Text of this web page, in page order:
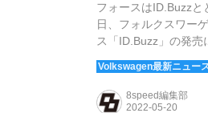
フォースはID.Buzz
日、フォルクスワー
ス「ID.Buzz」の発売
スターウォーズドラ
とのコラボレーショ
『オビ＝ワン・ケノ
ーの「オビ＝ワン・
8speed編集部